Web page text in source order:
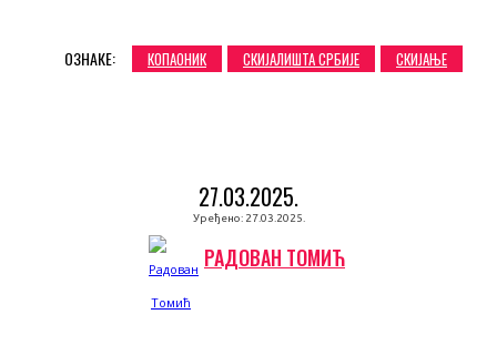
ОЗНАКЕ: КОПАОНИК СКИЈАЛИШТА СРБИЈЕ СКИЈАЊЕ
27.03.2025.
Уређено: 27.03.2025.
РАДОВАН ТОМИЋ